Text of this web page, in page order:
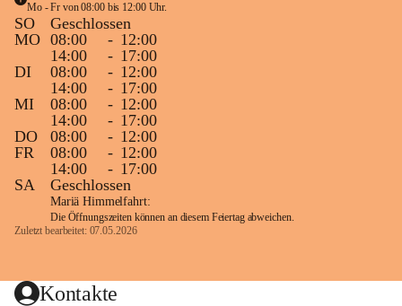
Mo - Fr von 08:00 bis 12:00 Uhr.
SO
Geschlossen
MO 08:00 - 12:00
14:00
- 17:00
DI
08:00 - 12:00
14:00
- 17:00
MI
08:00 - 12:00
14:00
- 17:00
DO
08:00 - 12:00
FR
08:00 - 12:00
14:00
- 17:00
SA
Geschlossen
Mariä Himmelfahrt:
Die Öffnungszeiten können an diesem Feiertag abweichen.
Zuletzt bearbeitet: 07.05.2026
Kontakte